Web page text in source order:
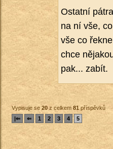
Ostat­ní
na ní vše,
vše co
chce
pak... zabít.
Vypisuje se 20z celkem 81 příspěvků
|⇐
⇐ 1 2 3 4 5